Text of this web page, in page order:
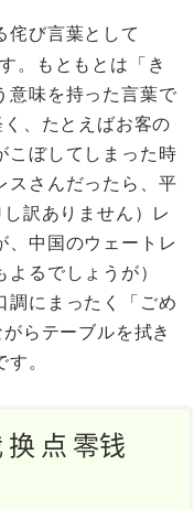
侘び言葉として
。もともとは「き
意味を持った言葉で
、たとえばお客の
こぼしてしまった時
スさんだったら、平
訳ありません）レ
、中国のウェートレ
るでしょうが）
調にまったく「ごめ
らテーブルを拭き
。
点 零钱